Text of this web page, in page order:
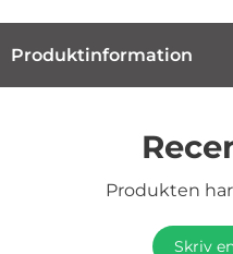
Produktinformation
Produkten
Skriv